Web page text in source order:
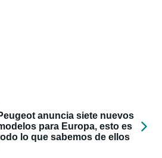
anuncia siete nuevos
para Europa, esto es
lo que sabemos de ellos